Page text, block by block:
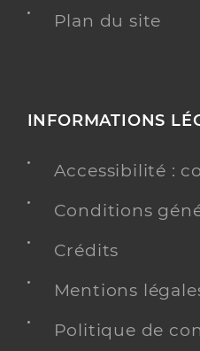
Plan du site
INFORMATIONS
Accessibilité :
Conditions
Crédits
Mentions
Politique de